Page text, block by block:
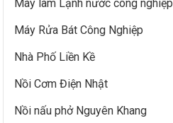
Máy làm Lạnh nước công nghiệp
Máy Rửa Bát Công Nghiệp
Nhà Phố Liền Kề
Nồi Cơm Điện Nhật
Nồi nấu phở Nguyên Khang